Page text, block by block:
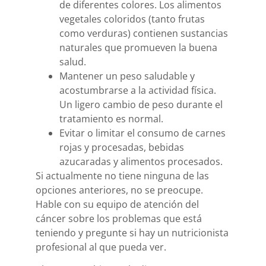
de diferentes colores. Los alimentos
vegetales coloridos (tanto frutas
como verduras) contienen sustancias
naturales que promueven la buena
salud.
Mantener un peso saludable y
acostumbrarse a la actividad física.
Un ligero cambio de peso durante el
tratamiento es normal.
Evitar o limitar el consumo de carnes
rojas y procesadas, bebidas
azucaradas y alimentos procesados.
Si actualmente no tiene ninguna de las
opciones anteriores, no se preocupe.
Hable con su equipo de atención del
cáncer sobre los problemas que está
teniendo y pregunte si hay un nutricionista
profesional al que pueda ver.